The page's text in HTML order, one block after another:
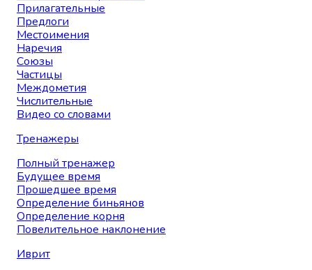
Прилагательные
Предлоги
Местоимения
Наречия
Союзы
Частицы
Междометия
Числительные
Видео со словами
Тренажеры
Полный тренажер
Будущее время
Прошедшее время
Определение биньянов
Определение корня
Повелительное наклонение
Иврит